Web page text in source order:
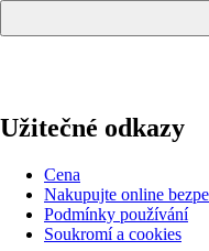
Užitečné odkazy
Cena
Nakupujte online
Podmínky používání
Soukromí a cookies